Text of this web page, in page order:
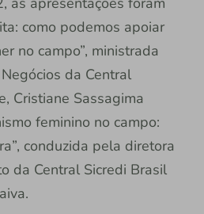
como podemos apoiar
no campo”, ministrada
da Central
Cristiane Sassagima
feminino no campo:
conduzida pela diretora
da Central Sicredi Brasil